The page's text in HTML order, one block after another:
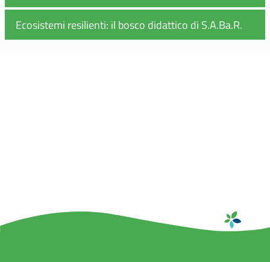
Ecosistemi resilienti: il bosco didattico di S.A.Ba.R.